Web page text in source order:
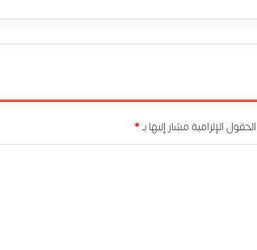
الحقول الإلزامية مشار إليها بـ*